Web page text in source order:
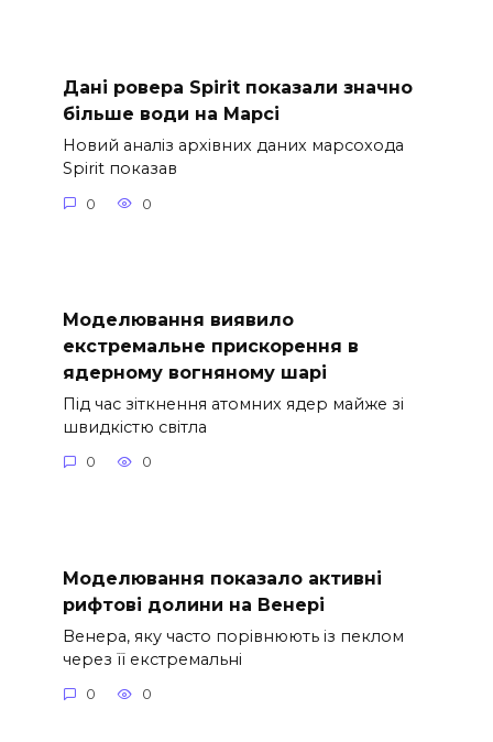
Дані ровера Spirit показали значно
більше води на Марсі
Новий аналіз архівних даних марсохода
Spirit показав
0 0
Моделювання виявило
екстремальне прискорення в
ядерному вогняному шарі
Під час зіткнення атомних ядер майже зі
швидкістю світла
0 0
Моделювання показало активні
рифтові долини на Венері
Венера, яку часто порівнюють із пеклом
через її екстремальні
0 0